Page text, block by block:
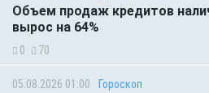
Объем продаж кредитов
вырос на 64%
0 70
05.08.2026 01:00 Гороскоп